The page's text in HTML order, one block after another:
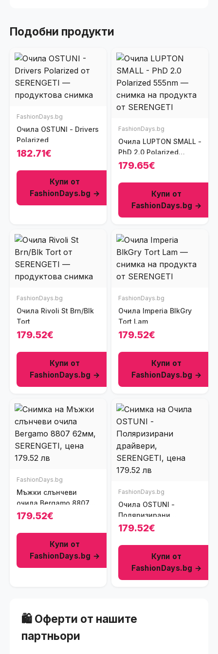
Подобни продукти
FashionDays.bg
Очила OSTUNI - Drivers
Polarized
182.71€
Купи от
FashionDays.bg →
FashionDays.bg
Очила LUPTON SMALL -
PhD 2.0 Polarized
555nm
179.65€
Купи от
FashionDays.bg →
FashionDays.bg
Очила Rivoli St Brn/Blk
Tort
179.52€
Купи от
FashionDays.bg →
FashionDays.bg
Очила Imperia BlkGry
Tort Lam
179.52€
Купи от
FashionDays.bg →
FashionDays.bg
Мъжки слънчеви
очила Bergamo 8807
62мм
179.52€
Купи от
FashionDays.bg →
FashionDays.bg
Очила OSTUNI -
Поляризирани
драйвери
179.52€
Купи от
FashionDays.bg →
🛍️ Оферти от нашите
партньори